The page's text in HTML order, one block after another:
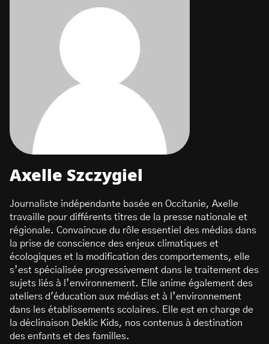
Axelle Szczygiel
Journaliste indépendante basée en Occitanie, Axelle
travaille pour différents titres de la presse nationale et
régionale. Convaincue du rôle essentiel des médias dans
la prise de conscience des enjeux climatiques et
écologiques et la modification des comportements, elle
s’est spécialisée progressivement dans le traitement des
sujets liés à l’environnement. Elle anime également des
ateliers d'éducation aux médias et à l’environnement
dans les établissements scolaires. Elle est en charge de
la déclinaison Deklic Kids, nos contenus à destination
des enfants et des familles.